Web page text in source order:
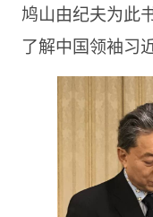
鸠山由纪夫为此
了解中国领袖习